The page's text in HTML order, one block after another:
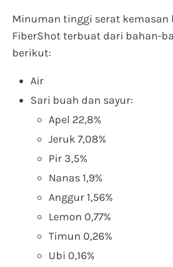
Minuman tinggi serat kemasan
FiberShot terbuat dari bahan-
berikut:
Air
Sari buah dan sayur:
Apel 22,8%
Jeruk 7,08%
Pir 3,5%
Nanas 1,9%
Anggur 1,56%
Lemon 0,77%
Timun 0,26%
Ubi 0,16%